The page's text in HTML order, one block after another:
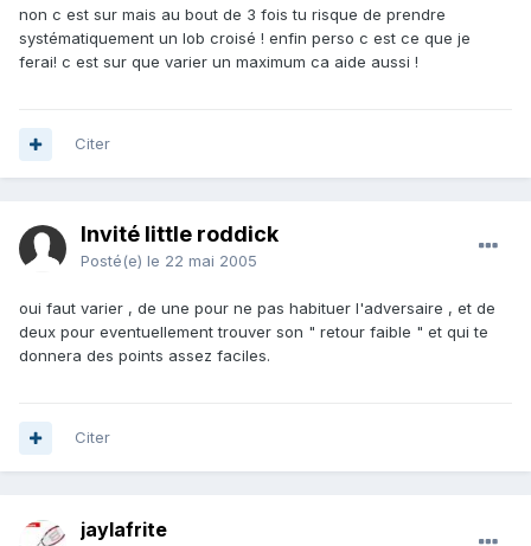
non c est sur mais au bout de 3 fois tu risque de prendre
systématiquement un lob croisé ! enfin perso c est ce que je
ferai! c est sur que varier un maximum ca aide aussi !
Citer
Invité little roddick
Posté(e) le 22 mai 2005
oui faut varier , de une pour ne pas habituer l'adversaire , et de
deux pour eventuellement trouver son " retour faible " et qui te
donnera des points assez faciles.
Citer
jaylafrite